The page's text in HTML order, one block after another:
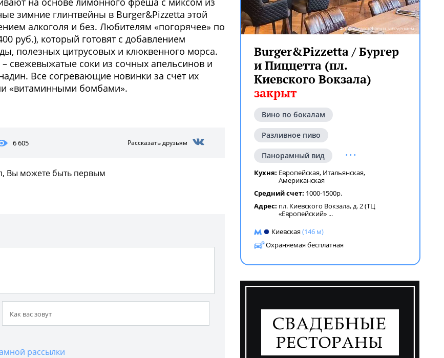
зимние глинтвейны в Burger&Pizzetta этой
алкоголя и без. Любителям «погорячее» по
руб.), который готовят с добавлением
полезных цитрусовых и клюквенного морса.
– свежевыжатые соки из сочных апельсинов и
Все согревающие новинки за счет их
«витаминными бомбами».
6 605 Рассказать друзьям
Вы можете быть первым
рассылки
Фото предоставлены заведением
Burger&Pizzetta / Бургер
и Пиццетта (пл.
Киевского Вокзала)
закрыт
Вино по бокалам
Разливное пиво
Панорамный вид ...
Кухня: Европейская, Итальянская,
Американская
Средний счет: 1000-1500р.
Адрес: пл. Киевского Вокзала, д. 2 (ТЦ
«Европейский» ...
Киевская(146 м)
Охраняемая бесплатная